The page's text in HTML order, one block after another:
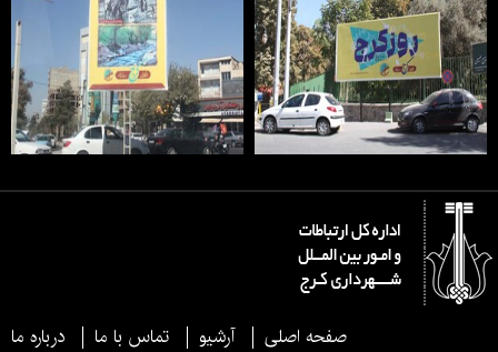
صفحه اصلی آرشیو تماس با ما درباره ما